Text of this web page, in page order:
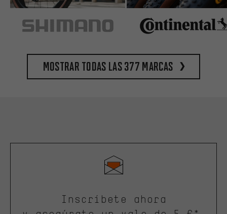
Mostrar todas las 377 marcas
Inscríbete ahora